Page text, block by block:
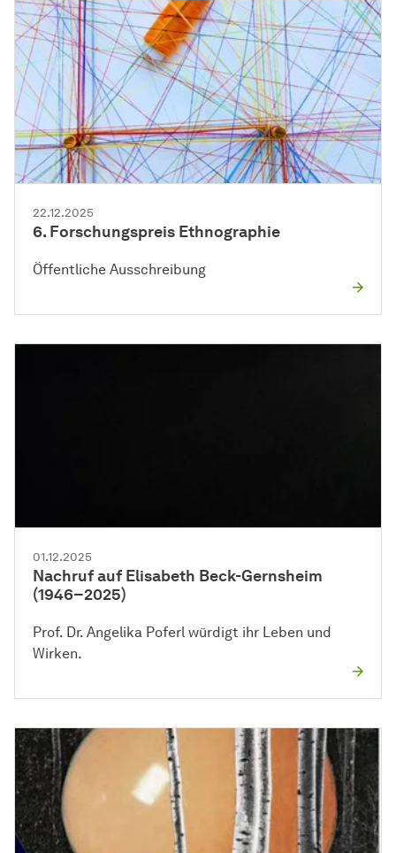
22.12.2025
6. Forschungspreis Ethnographie
Öffentliche Ausschreibung
01.12.2025
Nachruf auf Elisabeth Beck-Gernsheim
(1946–2025)
Prof. Dr. Angelika Poferl würdigt ihr Leben und
Wirken.